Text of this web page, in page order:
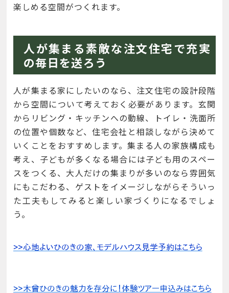
楽しめる空間がつくれます。
人が集まる素敵な注文住宅で充実
の毎日を送ろう
人が集まる家にしたいのなら、注文住宅の設計段階
から空間について考えておく必要があります。玄関
からリビング・キッチンへの動線、トイレ・洗面所
の位置や個数など、住宅会社と相談しながら決めて
いくことをおすすめします。集まる人の家族構成も
考え、子どもが多くなる場合には子ども用のスペー
スをつくる、大人だけの集まりが多いのなら雰囲気
にもこだわる、ゲストをイメージしながらそういっ
た工夫もしてみると楽しい家づくりになるでしょ
う。